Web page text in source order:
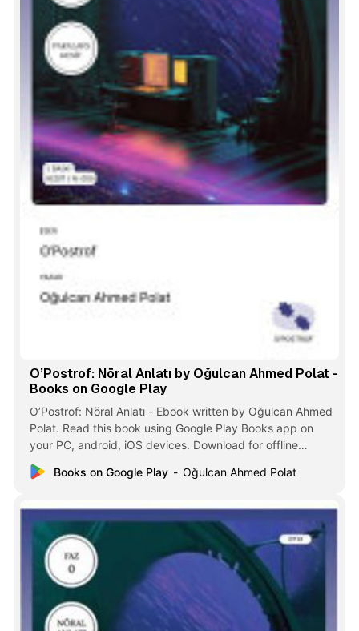
O’Postrof: Nöral Anlatı by Oğulcan Ahmed Polat -
Books on Google Play
O’Postrof: Nöral Anlatı - Ebook written by Oğulcan Ahmed
Polat. Read this book using Google Play Books app on
your PC, android, iOS devices. Download for offline
reading, highlight, bookmark or take notes while you read
O’Postrof: Nöral Anlatı.
Books on Google Play Oğulcan Ahmed Polat